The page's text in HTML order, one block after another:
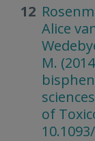
Alice
M.
of